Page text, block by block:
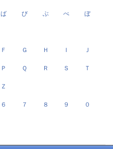
ば び ぶ べ ぼ
Ｆ Ｇ Ｈ Ｉ Ｊ
Ｐ Ｑ Ｒ Ｓ Ｔ
Ｚ
６ ７ ８ ９ ０